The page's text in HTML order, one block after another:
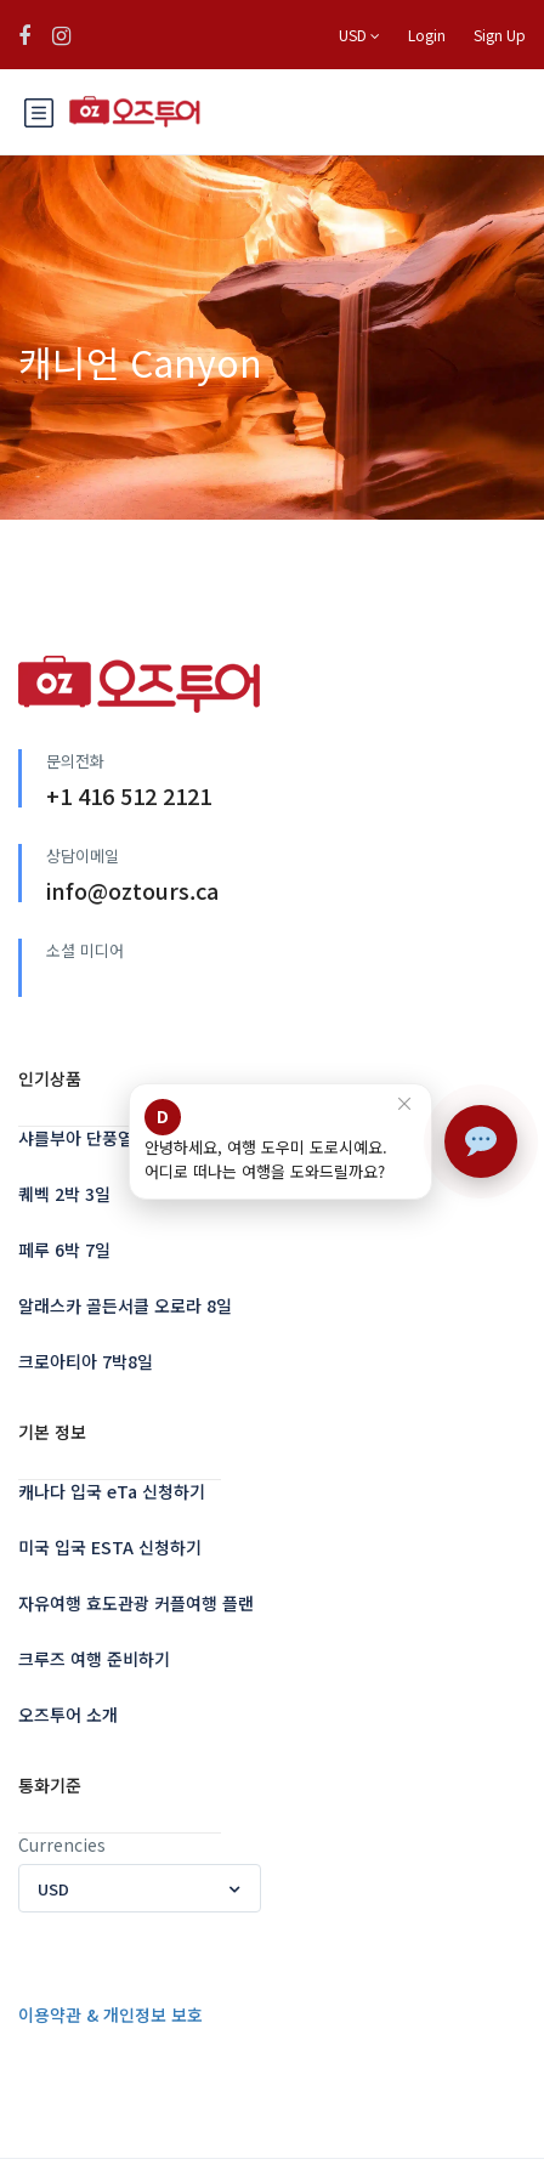
USD Login Sign Up
캐니언 Canyon
문의전화
+1 416 512 2121
상담이메일
info@oztours.ca
소셜 미디어
인기상품
샤를부아 단풍열차 5일
퀘벡 2박 3일
페루 6박 7일
알래스카 골든서클 오로라 8일
크로아티아 7박8일
기본 정보
캐나다 입국 eTa 신청하기
미국 입국 ESTA 신청하기
자유여행 효도관광 커플여행 플랜
크루즈 여행 준비하기
오즈투어 소개
통화기준
Currencies
USD
이용약관 & 개인정보 보호
D
안녕하세요, 여행 도우미 도로시예요.
어디로 떠나는 여행을 도와드릴까요?
×